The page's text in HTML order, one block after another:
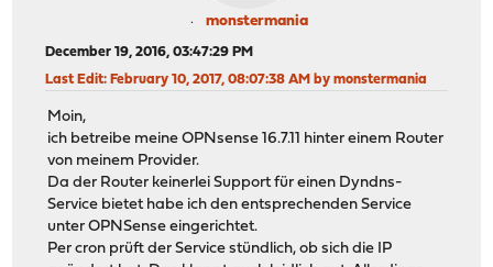
monstermania
December 19, 2016, 03:47:29 PM
Last Edit: February 10, 2017, 08:07:38 AM by monstermania
Moin,
ich betreibe meine OPNsense 16.7.11 hinter einem Router
von meinem Provider.
Da der Router keinerlei Support für einen Dyndns-
Service bietet habe ich den entsprechenden Service
unter OPNSense eingerichtet.
Per cron prüft der Service stündlich, ob sich die IP